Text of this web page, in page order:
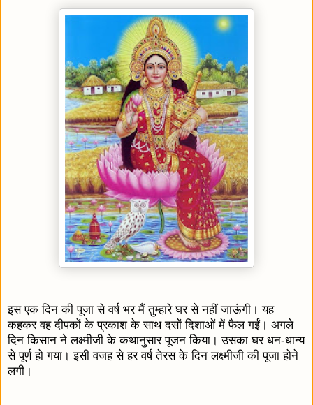
इस एक दिन की पूजा से वर्ष भर मैं तुम्हारे घर से नहीं जाऊंगी। यह
कहकर वह दीपकों के प्रकाश के साथ दसों दिशाओं में फैल गईं। अगले
दिन किसान ने लक्ष्मीजी के कथानुसार पूजन किया। उसका घर धन-धान्य
से पूर्ण हो गया। इसी वजह से हर वर्ष तेरस के दिन लक्ष्मीजी की पूजा होने
लगी।